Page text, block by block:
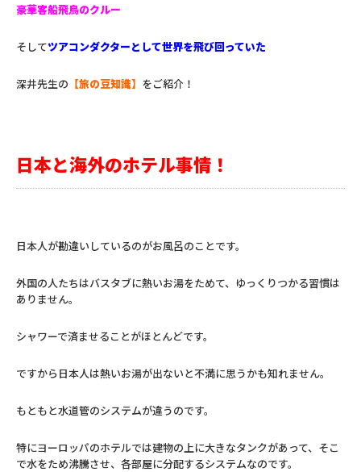
豪華客船飛鳥のクルー
そしてツアコンダクターとして世界を飛び回っていた
深井先生の 【旅の豆知識】 をご紹介！
日本と海外のホテル事情！
日本人が勘違いしているのがお風呂のことです。
外国の人たちはバスタブに熱いお湯をためて、ゆっくりつかる習慣は
ありません。
シャワーで済ませることがほとんどです。
ですから日本人は熱いお湯が出ないと不満に思うかも知れません。
もともと水道管のシステムが違うのです。
特にヨーロッパのホテルでは建物の上に大きなタンクがあって、そこ
で水をため沸騰させ、各部屋に分配するシステムなのです。